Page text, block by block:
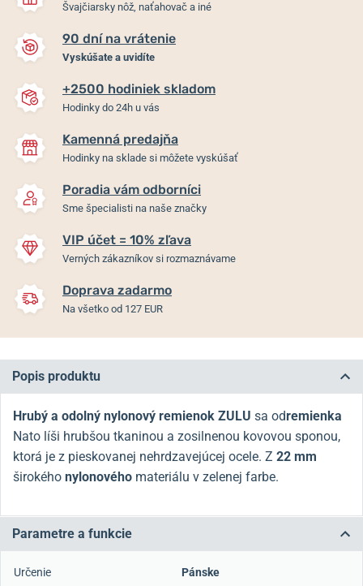
Remienok Hirsch Liberty -
čierny
Skladom
54 €
Švajčiarsky nôž, naťahovač a iné
90 dní na vrátenie
Vyskúšate a uvidíte
+2500 hodiniek skladom
Hodinky do 24h u vás
Kamenná predajňa
Hodinky na sklade si môžete vyskúšať
Poradia vám odborníci
Sme špecialisti na naše značky
VIP účet = 10% zľava
Verných zákazníkov si rozmaznávame
Doprava zadarmo
Na všetko od 127 EUR
Popis produktu
Hrubý a odolný nylonový remienok ZULU sa odremienka
Nato líši hrubšou tkaninou a zosilnenou kovovou sponou,
ktorá je z pieskovanej nehrdzavejúcej ocele. Z 22 mm
širokého nylonového materiálu v zelenej farbe.
Parametre a funkcie
Určenie Pánske